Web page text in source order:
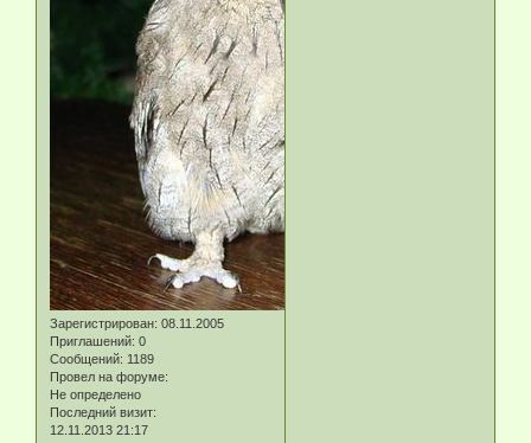
Зарегистрирован: 08.11.2005
Приглашений: 0
Сообщений: 1189
Провел на форуме:
Не определено
Последний визит:
12.11.2013 21:17